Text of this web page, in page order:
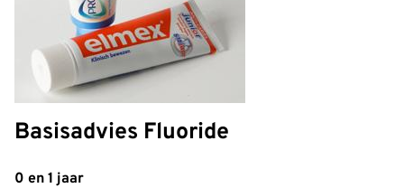
Basisadvies Fluoride
0 en 1 jaar